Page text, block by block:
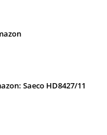
Saeco HD8427/11